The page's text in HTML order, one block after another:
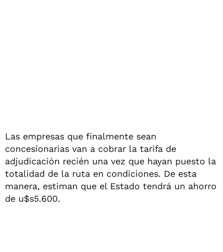
Las empresas que finalmente sean
concesionarias van a cobrar la tarifa de
adjudicación recién una vez que hayan puesto la
totalidad de la ruta en condiciones. De esta
manera, estiman que el Estado tendrá un ahorro
de u$s5.600.